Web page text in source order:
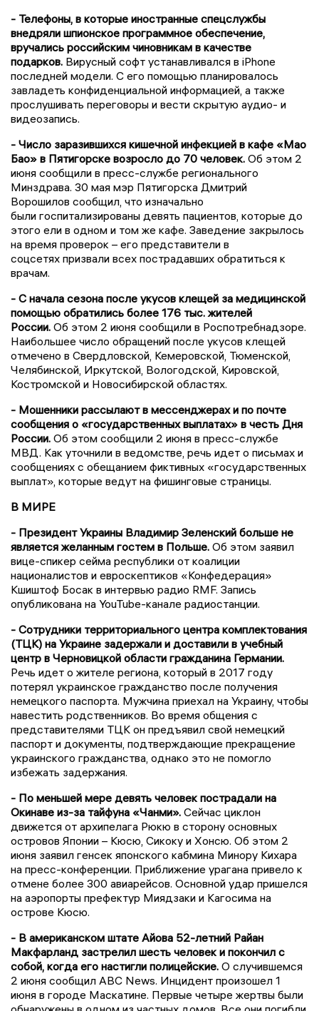
- Телефоны, в которые иностранные спецслужбы
внедряли шпионское программное обеспечение,
вручались российским чиновникам в качестве
подарков. Вирусный софт устанавливался в iPhone
последней модели. С его помощью планировалось
завладеть конфиденциальной информацией, а также
прослушивать переговоры и вести скрытую аудио- и
видеозапись.
- Число заразившихся кишечной инфекцией в кафе «Мао
Бао» в Пятигорске возросло до 70 человек. Об этом 2
июня сообщили в пресс-службе регионального
Минздрава. 30 мая мэр Пятигорска Дмитрий
Ворошилов сообщил, что изначально
были госпитализированы девять пациентов, которые до
этого ели в одном и том же кафе. Заведение закрылось
на время проверок – его представители в
соцсетях призвали всех пострадавших обратиться к
врачам.
- С начала сезона после укусов клещей за медицинской
помощью обратились более 176 тыс. жителей
России. Об этом 2 июня сообщили в Роспотребнадзоре.
Наибольшее число обращений после укусов клещей
отмечено в Свердловской, Кемеровской, Тюменской,
Челябинской, Иркутской, Вологодской, Кировской,
Костромской и Новосибирской областях.
- Мошенники рассылают в мессенджерах и по почте
сообщения о «государственных выплатах» в честь Дня
России. Об этом сообщили 2 июня в пресс-службе
МВД. Как уточнили в ведомстве, речь идет о письмах и
сообщениях с обещанием фиктивных «государственных
выплат», которые ведут на фишинговые страницы.
В МИРЕ
- Президент Украины Владимир Зеленский больше не
является желанным гостем в Польше. Об этом заявил
вице-спикер сейма республики от коалиции
националистов и евроскептиков «Конфедерация»
Кшиштоф Босак в интервью радио RMF. Запись
опубликована на YouTube-канале радиостанции.
- Сотрудники территориального центра комплектования
(ТЦК) на Украине задержали и доставили в учебный
центр в Черновицкой области гражданина Германии.
Речь идет о жителе региона, который в 2017 году
потерял украинское гражданство после получения
немецкого паспорта. Мужчина приехал на Украину, чтобы
навестить родственников. Во время общения с
представителями ТЦК он предъявил свой немецкий
паспорт и документы, подтверждающие прекращение
украинского гражданства, однако это не помогло
избежать задержания.
- По меньшей мере девять человек пострадали на
Окинаве из-за тайфуна «Чанми». Сейчас циклон
движется от архипелага Рюкю в сторону основных
островов Японии – Кюсю, Сикоку и Хонсю. Об этом 2
июня заявил генсек японского кабмина Минору Кихара
на пресс-конференции. Приближение урагана привело к
отмене более 300 авиарейсов. Основной удар пришелся
на аэропорты префектур Миядзаки и Кагосима на
острове Кюсю.
- В американском штате Айова 52-летний Райан
Макфарланд застрелил шесть человек и покончил с
собой, когда его настигли полицейские. О случившемся
2 июня сообщил ABC News. Инцидент произошел 1
июня в городе Маскатине. Первые четыре жертвы были